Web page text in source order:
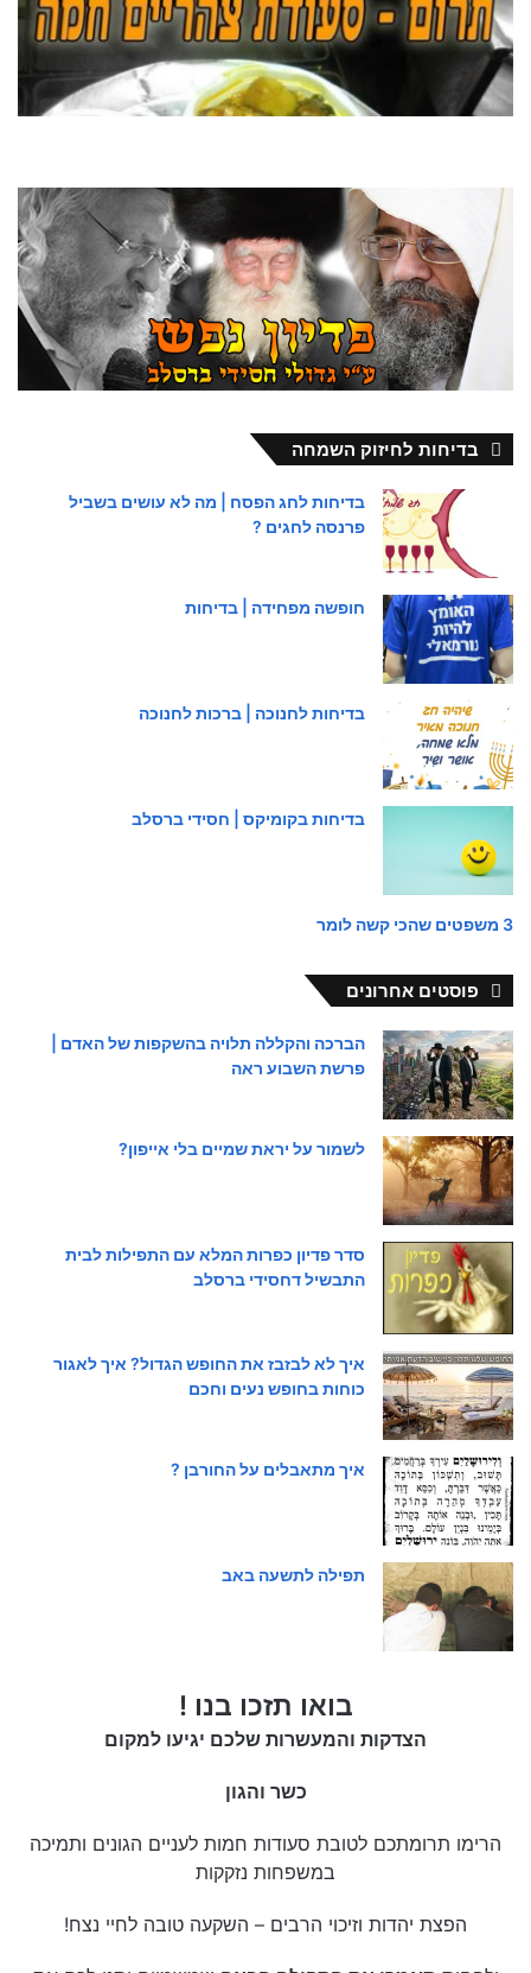
בדיחות לחיזוק השמחה
בדיחות לחג הפסח | מה לא עושים בשביל
פרנסה לחגים ?
חופשה מפחידה | בדיחות
בדיחות לחנוכה | ברכות לחנוכה
בדיחות בקומיקס | חסידי ברסלב
3 משפטים שהכי קשה לומר
פוסטים אחרונים
הברכה והקללה תלויה בהשקפות של האדם |
פרשת השבוע ראה
לשמור על יראת שמיים בלי אייפון?
סדר פדיון כפרות המלא עם התפילות לבית
התבשיל דחסידי ברסלב
איך לא לבזבז את החופש הגדול? איך לאגור
כוחות בחופש נעים וחכם
איך מתאבלים על החורבן ?
תפילה לתשעה באב
בואו תזכו בנו !
הצדקות והמעשרות שלכם יגיעו למקום
כשר והגון
הרימו תרומתכם לטובת סעודות חמות לעניים הגונים ותמיכה
במשפחות נזקקות
הפצת יהדות וזיכוי הרבים – השקעה טובה לחיי נצח!